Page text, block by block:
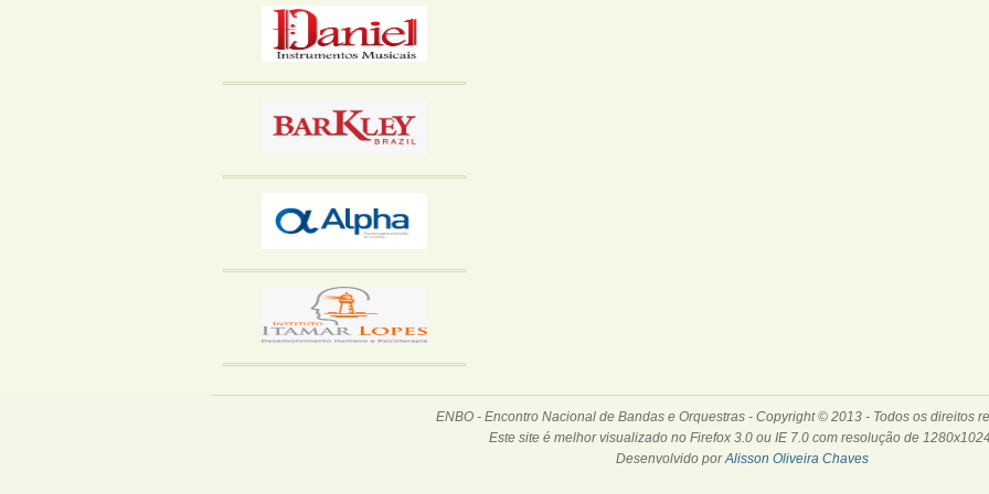
ENBO - Encontro Nacional de Bandas e Orquestras - Copyright © 2013 - Todos os direitos
Este site é melhor visualizado no Firefox 3.0 ou IE 7.0 com resolução de 1280x1024.
Desenvolvido porAlisson Oliveira Chaves